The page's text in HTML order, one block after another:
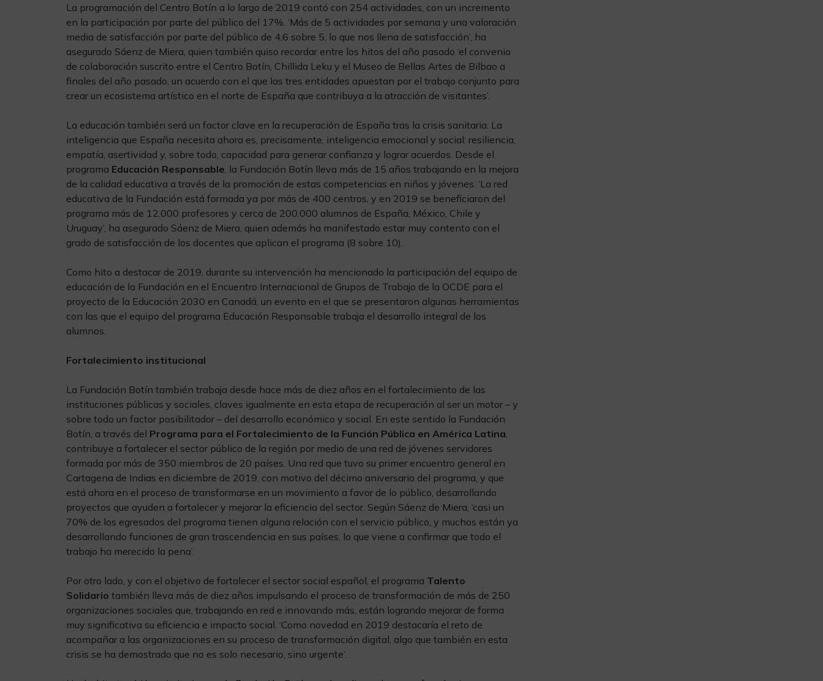
La programación del Centro Botín a lo largo de 2019 contó con 254 actividades, con un incremento
en la participación por parte del público del 17%. ‘Más de 5 actividades por semana y una valoración
media de satisfacción por parte del público de 4,6 sobre 5, lo que nos llena de satisfacción’, ha
asegurado Sáenz de Miera, quien también quiso recordar entre los hitos del año pasado ‘el convenio
de colaboración suscrito entre el Centro Botín, Chillida Leku y el Museo de Bellas Artes de Bilbao a
finales del año pasado, un acuerdo con el que las tres entidades apuestan por el trabajo conjunto para
crear un ecosistema artístico en el norte de España que contribuya a la atracción de visitantes’.
La educación también será un factor clave en la recuperación de España tras la crisis sanitaria. La
inteligencia que España necesita ahora es, precisamente, inteligencia emocional y social: resiliencia,
empatía, asertividad y, sobre todo, capacidad para generar confianza y lograr acuerdos. Desde el
programa Educación Responsable , la Fundación Botín lleva más de 15 años trabajando en la mejora
de la calidad educativa a través de la promoción de estas competencias en niños y jóvenes. ‘La red
educativa de la Fundación está formada ya por más de 400 centros, y en 2019 se beneficiaron del
programa más de 12.000 profesores y cerca de 200.000 alumnos de España, México, Chile y
Uruguay’, ha asegurado Sáenz de Miera, quien además ha manifestado estar muy contento con el
grado de satisfacción de los docentes que aplican el programa (8 sobre 10).
Como hito a destacar de 2019, durante su intervención ha mencionado la participación del equipo de
educación de la Fundación en el Encuentro Internacional de Grupos de Trabajo de la OCDE para el
proyecto de la Educación 2030 en Canadá, un evento en el que se presentaron algunas herramientas
con las que el equipo del programa Educación Responsable trabaja el desarrollo integral de los
alumnos.
Fortalecimiento institucional
La Fundación Botín también trabaja desde hace más de diez años en el fortalecimiento de las
instituciones públicas y sociales, claves igualmente en esta etapa de recuperación al ser un motor – y
sobre todo un factor posibilitador – del desarrollo económico y social. En este sentido la Fundación
Botín, a través del Programa para el Fortalecimiento de la Función Pública en América Latina
contribuye a fortalecer el sector público de la región por medio de una red de jóvenes servidores
formada por más de 350 miembros de 20 países. Una red que tuvo su primer encuentro general en
Cartagena de Indias en diciembre de 2019, con motivo del décimo aniversario del programa, y que
está ahora en el proceso de transformarse en un movimiento a favor de lo público, desarrollando
proyectos que ayuden a fortalecer y mejorar la eficiencia del sector. Según Sáenz de Miera, ‘casi un
70% de los egresados del programa tienen alguna relación con el servicio público, y muchos están ya
desarrollando funciones de gran trascendencia en sus países, lo que viene a confirmar que todo el
trabajo ha merecido la pena’.
Por otro lado, y con el objetivo de fortalecer el sector social español, el programa Talento
Solidario también lleva más de diez años impulsando el proceso de transformación de más de 250
organizaciones sociales que, trabajando en red e innovando más, están logrando mejorar de forma
muy significativa su eficiencia e impacto social. ‘Como novedad en 2019 destacaría el reto de
acompañar a las organizaciones en su proceso de transformación digital, algo que también en esta
crisis se ha demostrado que no es solo necesario, sino urgente’.